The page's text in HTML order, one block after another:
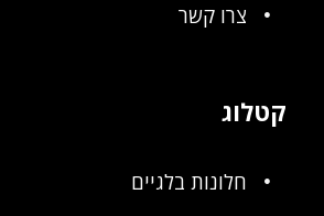
צרו קשר
קטלוג
חלונות בלגיים